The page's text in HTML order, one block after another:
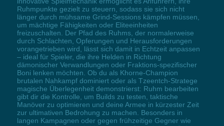
Ruhmpunkte gezielt zu steuern, sodass sie sich nicht
länger durch mühsame Grind-Sessions kämpfen müssen,
um mächtige Fähigkeiten oder Eliteeinheiten
freizuschalten. Der Pfad des Ruhms, der normalerweise
durch Schlachten, Opferungen und Herausforderungen
vorangetrieben wird, lässt sich damit in Echtzeit anpassen
– ideal für Spieler, die ihre Helden in Richtung
dämonischer Verwandlungen oder Fraktions-spezifischer
Boni lenken möchten. Ob du als Khorne-Champion
brutalen Nahkampf dominiert oder als Tzeentch-Stratege
magische Überlegenheit demonstrierst: Ruhm bearbeiten
gibt dir die Kontrolle, um Builds zu testen, taktische
Manöver zu optimieren und deine Armee in kürzester Zeit
zur ultimativen Bedrohung zu machen. Besonders in
langen Kampagnen oder gegen frühzeitige Gegner wie